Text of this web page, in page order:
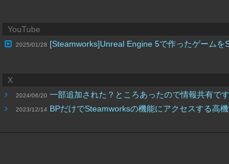
YouTube
2025/01/28 [Steamworks]Unreal Engine 5で作ったゲーム
X
2024/06/20 一部追加された？ところあったので情報共有で
2023/12/14 BPだけでSteamworksの機能にアクセスする高